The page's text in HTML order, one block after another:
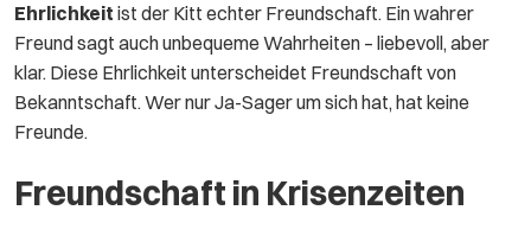
Ehrlichkeit ist der Kitt echter Freundschaft. Ein wahrer
Freund sagt auch unbequeme Wahrheiten – liebevoll, aber
klar. Diese Ehrlichkeit unterscheidet Freundschaft von
Bekanntschaft. Wer nur Ja-Sager um sich hat, hat keine
Freunde.
Freundschaft in Krisenzeiten